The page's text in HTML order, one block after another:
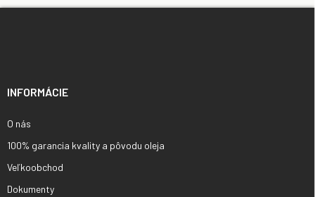
INFORMÁCIE
O nás
100% garancia kvality a pôvodu oleja
Veľkoobchod
Dokumenty